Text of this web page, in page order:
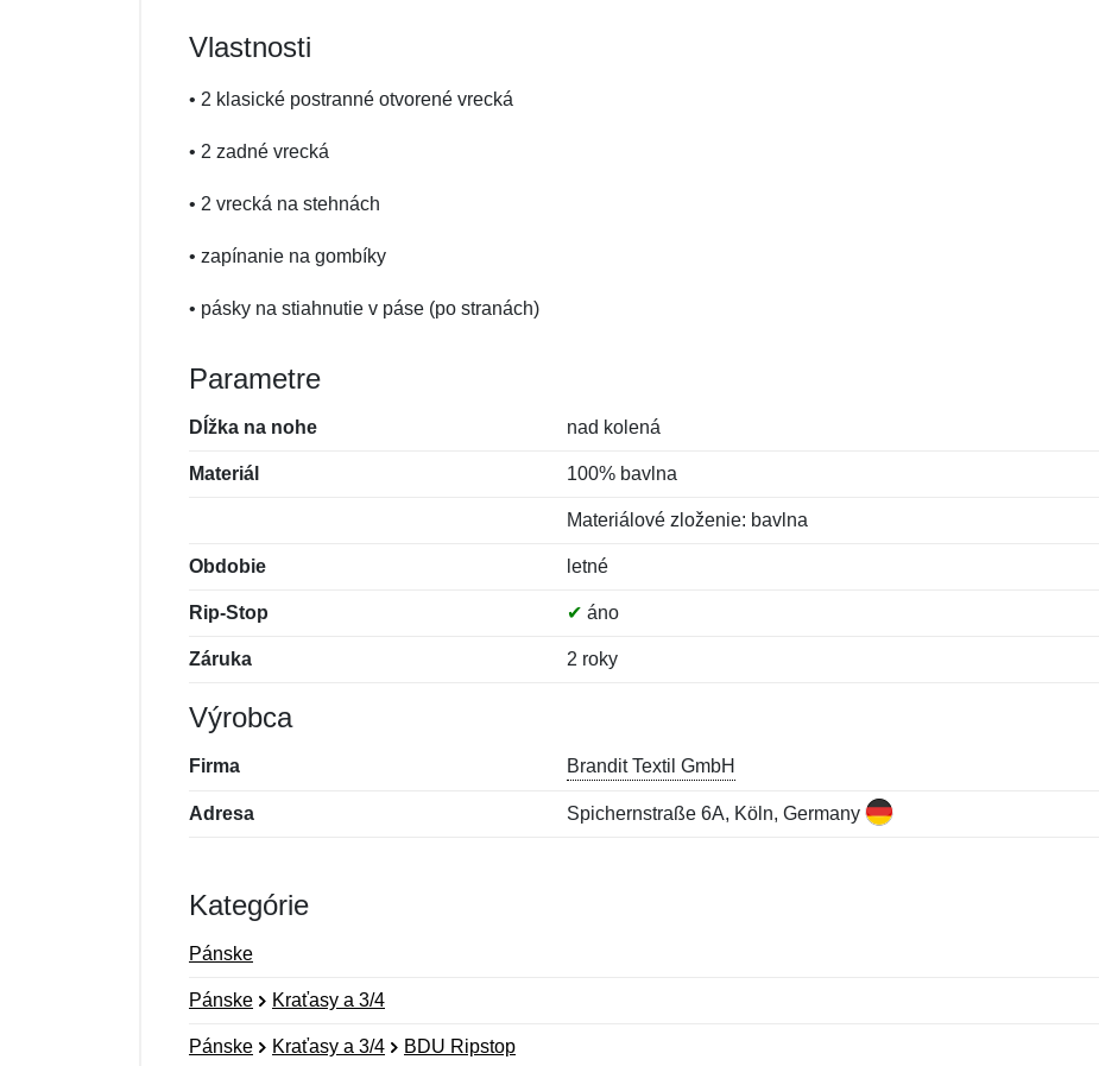
Vlastnosti
• 2 klasické postranné otvorené vrecká
• 2 zadné vrecká
• 2 vrecká na stehnách
• zapínanie na gombíky
• pásky na stiahnutie v páse (po stranách)
Parametre
Dĺžka na nohe nad kolená
Materiál 100% bavlna
Materiálové zloženie: bavlna
Obdobie letné
Rip-Stop ✔ áno
Záruka 2 roky
Výrobca
Firma Brandit Textil GmbH
Adresa Spichernstraße 6A, Köln, Germany
Kategórie
Pánske
Pánske Kraťasy a 3/4
Pánske Kraťasy a 3/4 BDU Ripstop